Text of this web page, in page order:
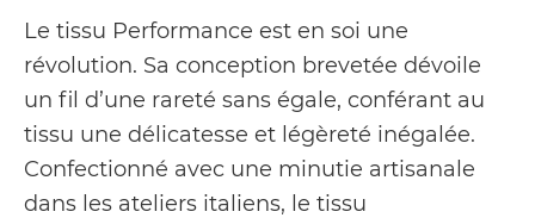
Le tissu Performance est en soi une
révolution. Sa conception brevetée dévoile
un fil d’une rareté sans égale, conférant au
tissu une délicatesse et légèreté inégalée.
Confectionné avec une minutie artisanale
dans les ateliers italiens, le tissu